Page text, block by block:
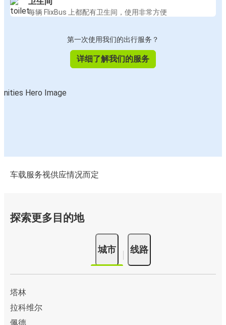
每辆 FlixBus 上都配有卫生间，使用非常方便
第一次使用我们的出行服务？
详细了解我们的服务
车载服务视供应情况而定
探索更多目的地
城市 线路
塔林
拉科维尔
佩德